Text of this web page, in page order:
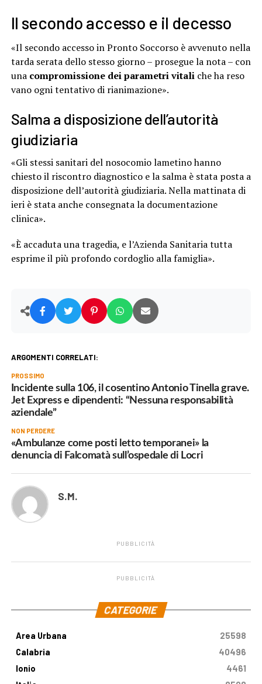
Il secondo accesso e il decesso
«Il secondo accesso in Pronto Soccorso è avvenuto nella
tarda serata dello stesso giorno – prosegue la nota – con
una compromissione dei parametri vitaliche ha reso
vano ogni tentativo di rianimazione».
Salma a disposizione dell’autorità
giudiziaria
«Gli stessi sanitari del nosocomio lametino hanno
chiesto il riscontro diagnostico e la salma è stata posta a
disposizione dell’autorità giudiziaria. Nella mattinata di
ieri è stata anche consegnata la documentazione
clinica».
«È accaduta una tragedia, e l’Azienda Sanitaria tutta
esprime il più profondo cordoglio alla famiglia».
ARGOMENTI CORRELATI:
PROSSIMO
Incidente sulla 106, il cosentino Antonio Tinella grave.
Jet Express e dipendenti: “Nessuna responsabilità
aziendale”
NON PERDERE
«Ambulanze come posti letto temporanei» la
denuncia di Falcomatà sull’ospedale di Locri
S.M.
PUBBLICITÀ
PUBBLICITÀ
CATEGORIE
Area Urbana
25598
Calabria
40496
Ionio
4461